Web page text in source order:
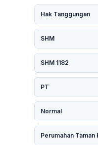
Hak Tanggungan
SHM
SHM 1182
PT
Normal
Perumahan Taman